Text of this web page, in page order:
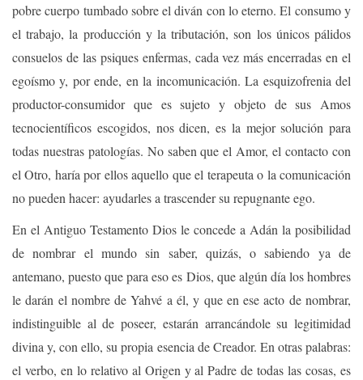
pobre cuerpo tumbado sobre el diván con lo eterno. El consumo y
el trabajo, la producción y la tributación, son los únicos pálidos
consuelos de las psiques enfermas, cada vez más encerradas en el
egoísmo y, por ende, en la incomunicación. La esquizofrenia del
productor-consumidor que es sujeto y objeto de sus Amos
tecnocientíficos escogidos, nos dicen, es la mejor solución para
todas nuestras patologías. No saben que el Amor, el contacto con
el Otro, haría por ellos aquello que el terapeuta o la comunicación
no pueden hacer: ayudarles a trascender su repugnante ego.
En el Antiguo Testamento Dios le concede a Adán la posibilidad
de nombrar el mundo sin saber, quizás, o sabiendo ya de
antemano, puesto que para eso es Dios, que algún día los hombres
le darán el nombre de Yahvé a él, y que en ese acto de nombrar,
indistinguible al de poseer, estarán arrancándole su legitimidad
divina y, con ello, su propia esencia de Creador. En otras palabras:
el verbo, en lo relativo al Origen y al Padre de todas las cosas, es